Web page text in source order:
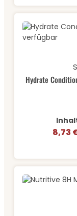
Hydrate
8,73